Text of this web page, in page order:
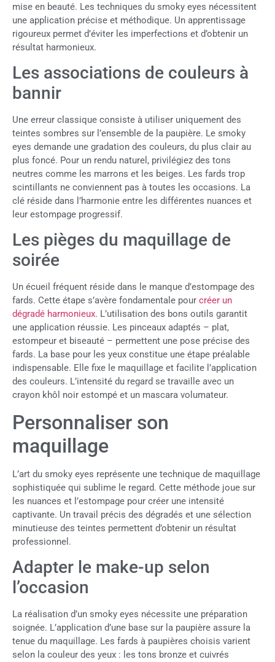
mise en beauté. Les techniques du smoky eyes nécessitent
une application précise et méthodique. Un apprentissage
rigoureux permet d’éviter les imperfections et d’obtenir un
résultat harmonieux.
Les associations de couleurs à
bannir
Une erreur classique consiste à utiliser uniquement des
teintes sombres sur l’ensemble de la paupière. Le smoky
eyes demande une gradation des couleurs, du plus clair au
plus foncé. Pour un rendu naturel, privilégiez des tons
neutres comme les marrons et les beiges. Les fards trop
scintillants ne conviennent pas à toutes les occasions. La
clé réside dans l’harmonie entre les différentes nuances et
leur estompage progressif.
Les pièges du maquillage de
soirée
Un écueil fréquent réside dans le manque d’estompage des
fards. Cette étape s’avère fondamentale pour créer un
dégradé harmonieux. L’utilisation des bons outils garantit
une application réussie. Les pinceaux adaptés – plat,
estompeur et biseauté – permettent une pose précise des
fards. La base pour les yeux constitue une étape préalable
indispensable. Elle fixe le maquillage et facilite l’application
des couleurs. L’intensité du regard se travaille avec un
crayon khôl noir estompé et un mascara volumateur.
Personnaliser son
maquillage
L’art du smoky eyes représente une technique de maquillage
sophistiquée qui sublime le regard. Cette méthode joue sur
les nuances et l’estompage pour créer une intensité
captivante. Un travail précis des dégradés et une sélection
minutieuse des teintes permettent d’obtenir un résultat
professionnel.
Adapter le make-up selon
l’occasion
La réalisation d’un smoky eyes nécessite une préparation
soignée. L’application d’une base sur la paupière assure la
tenue du maquillage. Les fards à paupières choisis varient
selon la couleur des yeux : les tons bronze et cuivrés